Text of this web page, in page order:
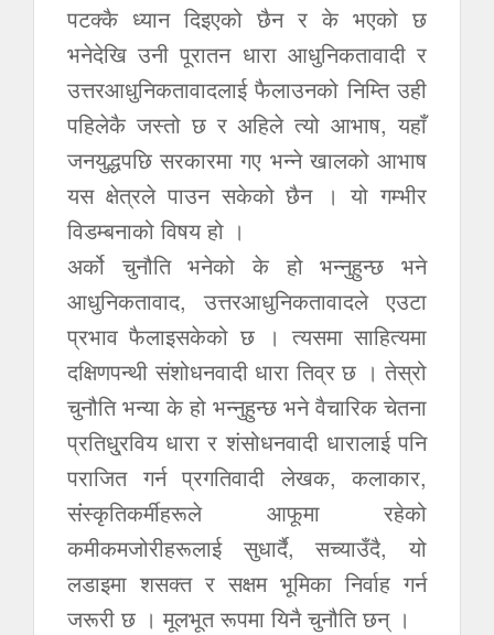
पटक्कै ध्यान दिइएको छैन र के भएको छ
भनेदेखि उनी पूरातन धारा आधुनिकतावादी र
उत्तरआधुनिकतावादलाई फैलाउनको निम्ति उही
पहिलेकै जस्तो छ र अहिले त्यो आभाष, यहाँ
जनयुद्धपछि सरकारमा गए भन्ने खालको आभाष
यस क्षेत्रले पाउन सकेको छैन । यो गम्भीर
विडम्बनाको विषय हो ।
अर्को चुनौति भनेको के हो भन्नुहुन्छ भने
आधुनिकतावाद, उत्तरआधुनिकतावादले एउटा
प्रभाव फैलाइसकेको छ । त्यसमा साहित्यमा
दक्षिणपन्थी संशोधनवादी धारा तिव्र छ । तेस्रो
चुनौति भन्या के हो भन्नुहुन्छ भने वैचारिक चेतना
प्रतिधु्रविय धारा र शंसोधनवादी धारालाई पनि
पराजित गर्न प्रगतिवादी लेखक, कलाकार,
संंस्कृतिकर्मीहरूले आफूमा रहेको
कमीकमजोरीहरूलाई सुधार्दै, सच्याउँदै, यो
लडाइमा शसक्त र सक्षम भूमिका निर्वाह गर्न
जरूरी छ । मूलभूत रूपमा यिनै चुनौति छन् ।